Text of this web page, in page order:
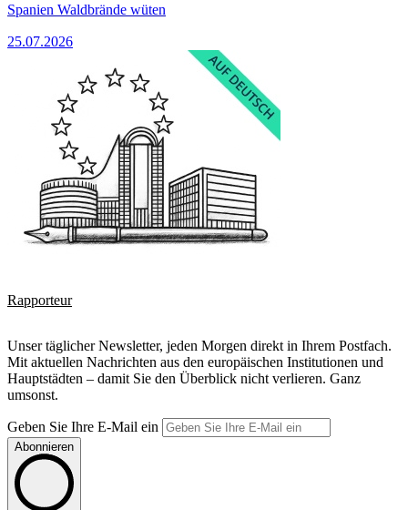
Spanien Waldbrände wüten
25.07.2026
Rapporteur
Unser täglicher Newsletter, jeden Morgen direkt in Ihrem Postfach.
Mit aktuellen Nachrichten aus den europäischen Institutionen und
Hauptstädten – damit Sie den Überblick nicht verlieren. Ganz
umsonst.
Geben Sie Ihre E-Mail ein
Abonnieren